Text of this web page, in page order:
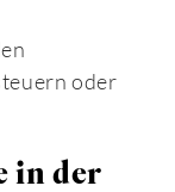
oder
in der